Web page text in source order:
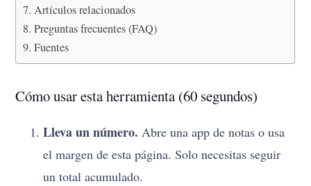
Artículos relacionados
Preguntas frecuentes (FAQ)
Fuentes
Cómo usar esta herramienta (60 segundos)
Lleva un número. Abre una app de notas o usa
el margen de esta página. Solo necesitas seguir
un total acumulado.